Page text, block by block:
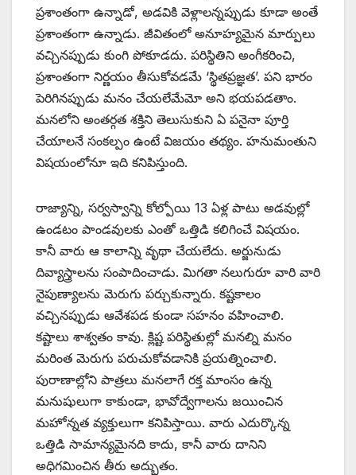
ప్రశాంతంగా ఉన్నాడో, అడవికి వెళ్లాలన్నప్పుడు కూడా అంతే
ప్రశాంతంగా ఉన్నాడు. జీవితంలో అనూహ్యమైన మార్పులు
వచ్చినప్పుడు కుంగి పోకూడదు. పరిస్థితిని అంగీకరించి,
ప్రశాంతంగా నిర్ణయం తీసుకోవడమే ‘స్థితప్రజ్ఞత’. పని భారం
పెరిగినప్పుడు మనం చేయలేమేమో అని భయపడతాం.
మనలోని అంతర్గత శక్తిని తెలుసుకుని ఏ పనైనా పూర్తి
చేయాలనే సంకల్పం ఉంటే విజయం తథ్యం. హనుమంతుని
విషయంలోనూ ఇది కనిపిస్తుంది.
రాజ్యాన్ని, సర్వస్వాన్ని కోల్పోయి 13 ఏళ్ల పాటు అడవుల్లో
ఉండటం పాండవులకు ఎంతో ఒత్తిడి కలిగించే విషయం.
కానీ వారు ఆ కాలాన్ని వృథా చేయలేదు. అర్జునుడు
దివ్యాస్త్రాలను సంపాదించాడు. మిగతా నలుగురూ వారి వారి
నైపుణ్యాలను మెరుగు పర్చుకున్నారు. కష్టకాలం
వచ్చినప్పుడు ఆవేశపడ కుండా సహనం వహించాలి.
కష్టాలు శాశ్వతం కావు. క్లిష్ట పరిస్థితుల్లో మనల్ని మనం
మరింత మెరుగు పరుచుకోవడానికి ప్రయత్నించాలి.
పురాణాల్లోని పాత్రలు మనలాగే రక్త మాంసం ఉన్న
మనుషులుగా కాకుండా, భావోద్వేగాలను జయించిన
మహోన్నత వ్యక్తులుగా కనిపిస్తాయి. వారు ఎదుర్కొన్న
ఒత్తిడి సామాన్యమైనది కాదు, కానీ వారు దానిని
అధిగమించిన తీరు అద్భుతం.